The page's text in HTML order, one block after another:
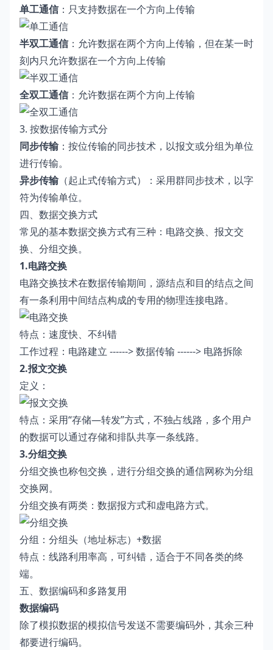
单工通信：只支持数据在一个方向上传输
半双工通信：允许数据在两个方向上传输，但在某一时
刻内只允许数据在一个方向上传输
全双工通信：允许数据在两个方向上传输
3. 按数据传输方式分
同步传输：按位传输的同步技术，以报文或分组为单位
进行传输。
异步传输（起止式传输方式）：采用群同步技术，以字
符为传输单位。
四、数据交换方式
常见的基本数据交换方式有三种：电路交换、报文交
换、分组交换。
1.电路交换
电路交换技术在数据传输期间，源结点和目的结点之间
有一条利用中间结点构成的专用的物理连接电路。
特点：速度快、不纠错
工作过程：电路建立 ------> 数据传输 ------> 电路拆除
2.报文交换
定义：
特点：采用“存储—转发”方式，不独占线路，多个用户
的数据可以通过存储和排队共享一条线路。
3.分组交换
分组交换也称包交换，进行分组交换的通信网称为分组
交换网。
分组交换有两类：数据报方式和虚电路方式。
分组：分组头（地址标志）+数据
特点：线路利用率高，可纠错，适合于不同各类的终
端。
五、数据编码和多路复用
数据编码
除了模拟数据的模拟信号发送不需要编码外，其余三种
都要进行编码。